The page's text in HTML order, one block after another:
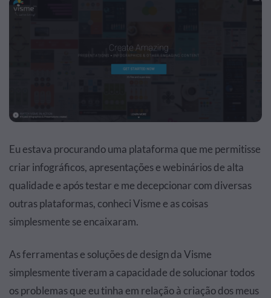
Eu estava procurando uma plataforma que me permitisse
criar infográficos, apresentações e webinários de alta
qualidade e após testar e me decepcionar com diversas
outras plataformas, conheci Visme e as coisas
simplesmente se encaixaram.
As ferramentas e soluções de design da Visme
simplesmente tiveram a capacidade de solucionar todos
os problemas que eu tinha em relação à criação dos meus